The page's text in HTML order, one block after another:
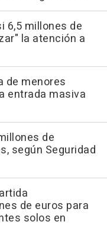
6,5 millones de
la atención a
de menores
entrada masiva
de
según Seguridad
de euros para
solos en